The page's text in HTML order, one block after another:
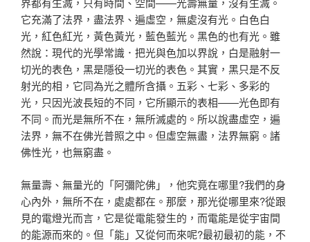
它充滿了法界，盡法界、遍虛空，無處沒有光。白色白
光，紅色紅光，黃色黃光，藍色藍光。黑色的也有光。雖
然說：現代的光學常識．把光與色加以界說，白是融射一
切光的表色，黑是隱役一切光的表色。其實，黑只是不反
射光的相，它同為光之體所含攝。五彩、七彩、多彩的
光，只因光波長短的不同，它所顯示的表相——光色即有
不同。而光是無所不在，無所滅處的。所以說盡虛空，遍
法界，無不在佛光普照之中。但虛空無盡，法界無窮。諸
佛性光，也無窮盡。
無量壽、無量光的「阿彌陀佛」，他究竟在哪里?我們的身
心內外，無所不在，處處都在。那麼，那光從哪里來?從跟
見的電燈光而言，它是從電能發生的，而電能是從宇宙間
的能源而來的。但「能」又從何而來呢?最初最初的能，不